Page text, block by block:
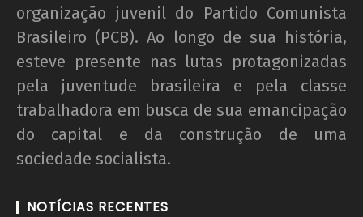
organização juvenil do Partido Comunista
Brasileiro (PCB). Ao longo de sua história,
esteve presente nas lutas protagonizadas
pela juventude brasileira e pela classe
trabalhadora em busca de sua emancipação
do capital e da construção de uma
sociedade socialista.
NOTÍCIAS RECENTES